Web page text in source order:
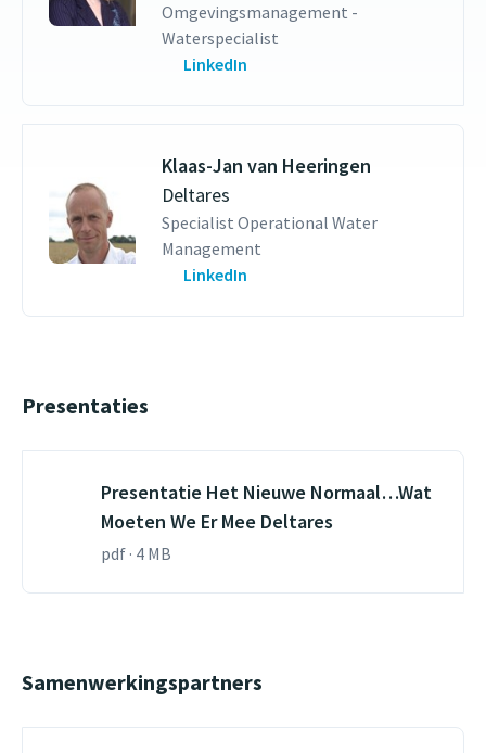
Omgevingsmanagement -
Waterspecialist
LinkedIn
Klaas-Jan van Heeringen
Deltares
Specialist Operational Water
Management
LinkedIn
Presentaties
Presentatie Het Nieuwe Normaal…Wat
Moeten We Er Mee Deltares
pdf · 4 MB
Samenwerkingspartners